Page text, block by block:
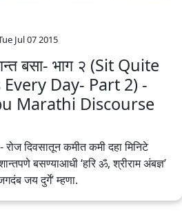
Jul 07 2015
बसा- भाग २ (Sit Quite
Day- Part 2) -
‪Marathi‬ Discourse
दिवसातून कमीत कमी दहा मिनिटे
बसण्याआधी ‘हरि ॐ, श्रीराम अंबज्ञ’
जय दुर्गे’ म्हणा.